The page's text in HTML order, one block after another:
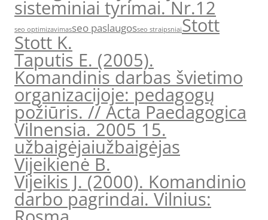
sisteminiai tyrimai. Nr.12
seo optimizavimasseo paslaugosseo straipsniaiStott
Stott K.
Taputis E. (2005).
Komandinis darbas švietimo
organizacijoje: pedagogų
požiūris. // Acta Paedagogica
Vilnensia. 2005 15.
užbaigėjaiužbaigėjas
Vijeikienė B.
Vijeikis J. (2000). Komandinio
darbo pagrindai. Vilnius: